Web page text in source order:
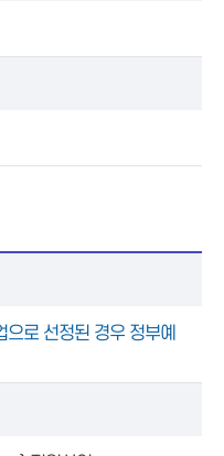
로 선정된 경우 정부예